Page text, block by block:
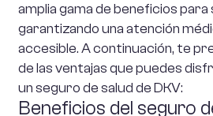
amplia gama de beneficios
garantizando una atención
accesible. A continuación, te
de las ventajas que puedes
un seguro de salud de DKV:
Beneficios del seguro